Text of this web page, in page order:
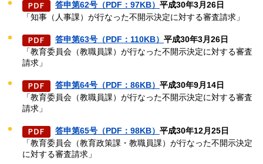
答申第62号（PDF：97KB） 平成30年3月26日
「知事（人事課）が行なった不開示決定に対する審査請求」
答申第63号（PDF：110KB） 平成30年3月26日
「教育委員会（教職員課）が行なった不開示決定に対する審査
請求」
答申第64号（PDF：86KB） 平成30年9月14日
「教育委員会（教職員課）が行なった不開示決定に対する審査
請求」
答申第65号（PDF：98KB） 平成30年12月25日
「教育委員会（教育政策課・教職員課）が行なった不開示決定
に対する審査請求」